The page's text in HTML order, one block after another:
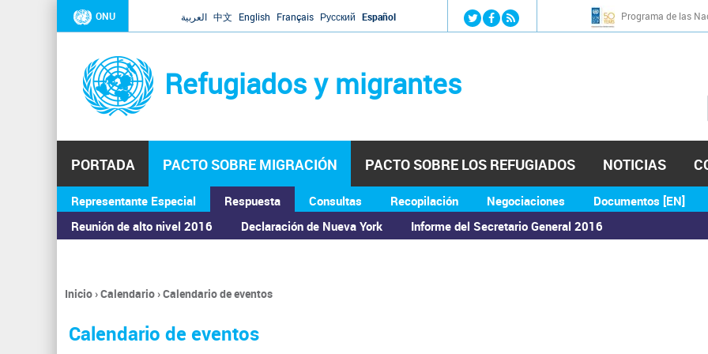
Jump to navigation
ONU العربية 中文 English Français Русский Español Programa de las
Refugiados y migrantes
PORTADA PACTO SOBRE MIGRACIÓN
Representante Especial
Respuesta
Reunión de alto nivel 2016
Declaración de Nueva York Informe del Secretario General 2016
Consultas Recopilación Negociaciones Documentos [EN]
PACTO SOBRE LOS REFUGIADOS NOTICIAS
ASAMBLEA GENERAL
Se
encuentra
usted
Inicio›Calendario›Calendario de eventos
Calendario de eventos